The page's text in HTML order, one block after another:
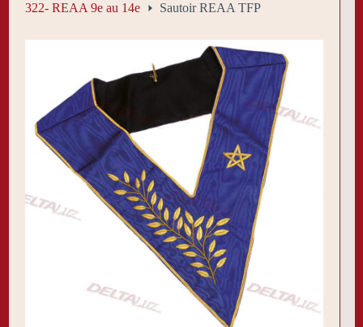
322- REAA 9e au 14e
Sautoir REAA TFP